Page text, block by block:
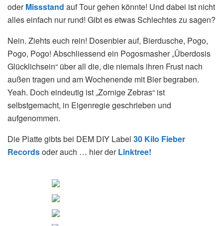
oderMissstand auf Tour gehen könnte! Und dabei ist nicht
alles einfach nur rund! Gibt es etwas Schlechtes zu sagen?
Nein. Ziehts euch rein! Dosenbier auf, Bierdusche, Pogo,
Pogo, Pogo! Abschliessend ein Pogosmasher „Überdosis
Glücklichsein“ über all die, die niemals ihren Frust nach
außen tragen und am Wochenende mit Bier begraben.
Yeah. Doch eindeutig ist „Zornige Zebras“ ist
selbstgemacht, in Eigenregie geschrieben und
aufgenommen.
Die Platte gibts bei DEM DIY Label 30 Kilo Fieber
Recordsoder auch … hier derLinktree!